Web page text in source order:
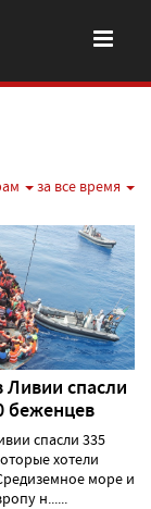
за все время
Ливии спасли
беженцев
спасли 335
хотели
море и
н......